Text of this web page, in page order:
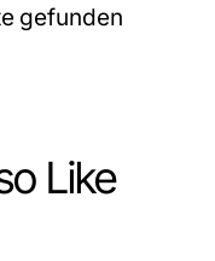
gefunden
Like